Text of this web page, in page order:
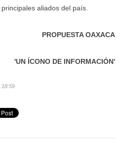
aliados del país.
PROPUESTA OAXACA
'UN ÍCONO DE INFORMACIÓN'
18:59